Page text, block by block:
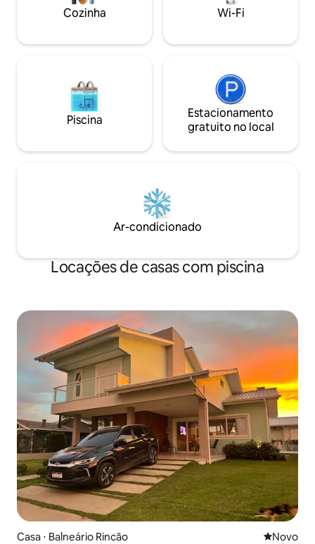
Cozinha Wi-Fi
Piscina
Estacionamento
gratuito no local
Ar-condicionado
Locações de casas com piscina
Casa ⋅ Balneário Rincão Novo
Novo